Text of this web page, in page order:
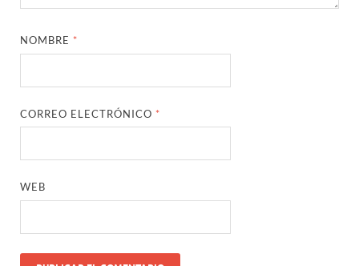
NOMBRE *
CORREO ELECTRÓNICO *
WEB